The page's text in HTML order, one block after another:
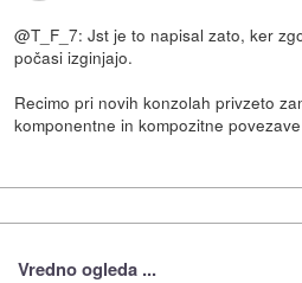
@T_F_7: Jst je to napisal zato, ker
počasi izginjajo.
Recimo pri novih konzolah privzeto
komponentne in kompozitne
Vredno ogleda ...